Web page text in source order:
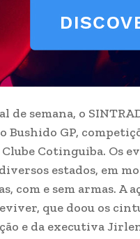
de semana, o
Bushido GP,
Cotinguiba. Os
estados, em
com e sem armas. A
que doou os
e da executiva